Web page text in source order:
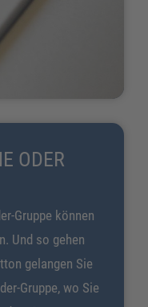
ODER
Gruppe können
Und so gehen
gelangen Sie
Gruppe, wo Sie